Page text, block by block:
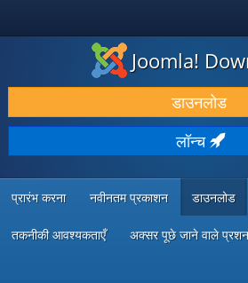
डाउनलोड करें और बढ़ाएं
खोजें और जानें
सामुदायिक समर्थन
डेवलपर संसाधन
Joomla!
डाउनलोड
लॉन्च
प्रारंभ करना नवीनतम प्रकाशन डाउनलोड
तकनीकी आवश्यकताएँ अक्सर पूछे जाने वाले प्रशन